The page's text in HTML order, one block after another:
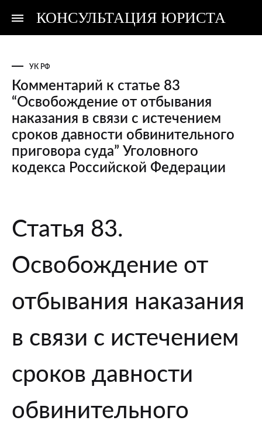
КОНСУЛЬТАЦИЯ ЮРИСТА
Консультация
Консультация
УК РФ
Комментарий к статье 83
“Освобождение от отбывания
наказания в связи с истечением
сроков давности обвинительного
приговора суда” Уголовного
кодекса Российской Федерации
Комментарий
к
83
от
наказания
в
связи
с
истечением
сроков
Статья 83.
Освобождение от
отбывания наказания
в связи с истечением
сроков давности
обвинительного